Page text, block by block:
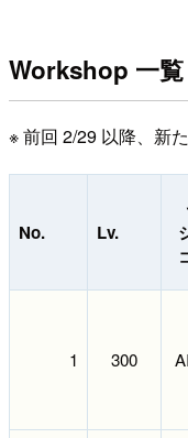
Workshop 一覧
※ 前回 2/29 以降、新
No. Lv.
1 300